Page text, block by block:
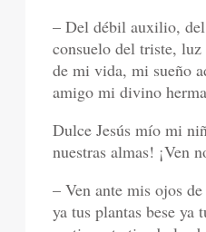
– Del débil auxilio,
consuelo del triste,
de mi vida, mi sueño
amigo mi divino
Dulce Jesús mío mi
nuestras almas! ¡Ven
– Ven ante mis ojos
ya tus plantas bese ya